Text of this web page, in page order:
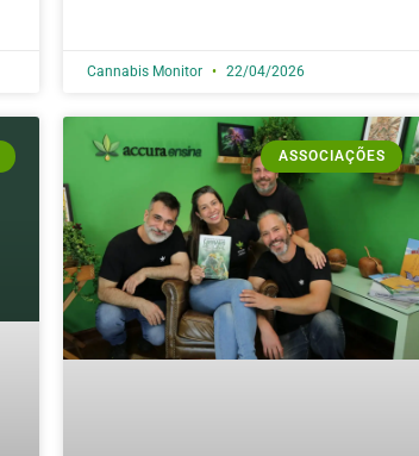
Cannabis Monitor 22/04/2026
ASSOCIAÇÕES